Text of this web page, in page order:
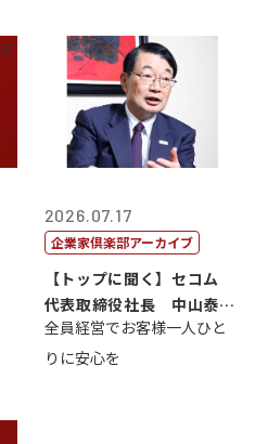
2026.07.17
企業家倶楽部アーカイブ
【トップに聞く】セコム
代表取締役社長 中山泰
男
全員経営でお客様一人ひと
りに安心を